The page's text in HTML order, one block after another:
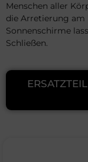
Menschen aller
die Arretierung am
Sonnenschirme
Schließen.